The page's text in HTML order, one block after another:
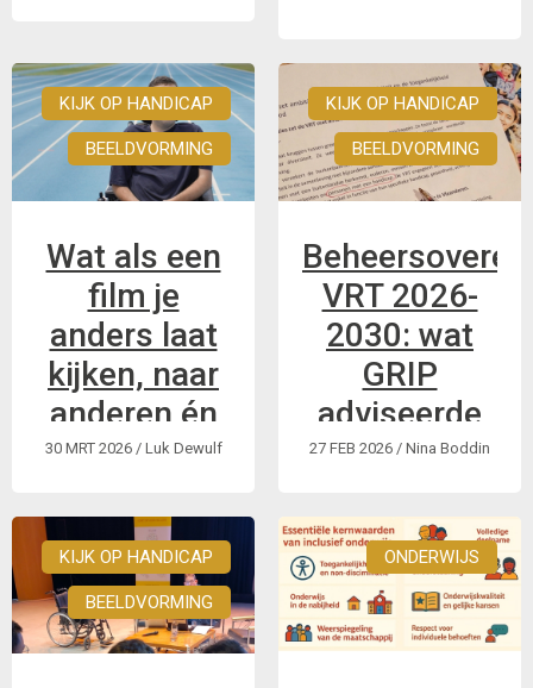
handicap blijven ook
in 2025 nauwelijks
zichtbaar in het
televisieaanbod van
de VRT. Vandaag
jaarverslag 2025
voor in het Vlaams
Parlement. Samen
met Dito en Kannet
...
Brugge
Info en
gespreksavond
KIJK OP HANDICAP
BEELDVORMING
Wat als een
film je
anders laat
kijken, naar
anderen én
naar jezelf?
iemand tegenkomt
en je niet goed weet
hoe te reageren?
30 MRT 2026/ Luk Dewulf
KIJK OP HANDICAP
BEELDVORMING
VRT 2026-
2030: wat
GRIP
adviseerde
en wat we in
missen
Wat betekent de
nieuwe
beheersovereenkomst
27 FEB 2026 / Nina Boddin
KIJK OP HANDICAP
BEELDVORMING
ONDERWIJS